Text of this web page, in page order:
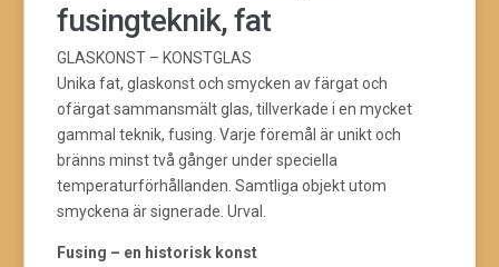
fusingteknik, fat
GLASKONST – KONSTGLAS
Unika fat, glaskonst och smycken av färgat och
ofärgat sammansmält glas, tillverkade i en mycket
gammal teknik, fusing. Varje föremål är unikt och
bränns minst två gånger under speciella
temperaturförhållanden. Samtliga objekt utom
smyckena är signerade. Urval.
Fusing – en historisk konst